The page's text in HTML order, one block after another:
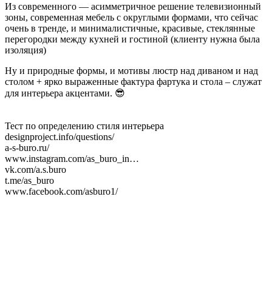
Из современного — асимметричное решение телевизионный
зоны, современная мебель с округлыми формами, что сейчас
очень в тренде, и минималистичные, красивые, стеклянные
перегородки между кухней и гостиной (клиенту нужна была
изоляция)
Ну и природные формы, и мотивы люстр над диваном и над
столом + ярко выраженные фактура фартука и стола – служат
для интерьера акцентами. 😎
Тест по определению стиля интерьера
designproject.info/questions/
a-s-buro.ru/
www.instagram.com/as_buro_in…
vk.com/a.s.buro
t.me/as_buro
www.facebook.com/asburo1/